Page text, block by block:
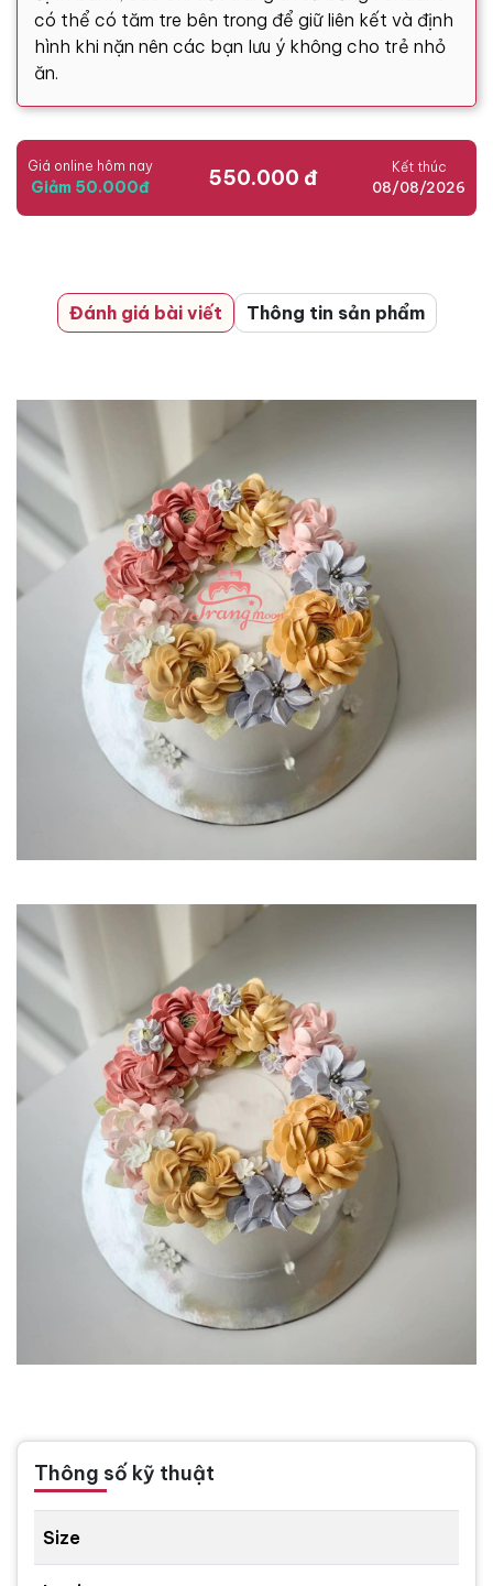
có thể có tăm tre bên trong để giữ liên kết và định
hình khi nặn nên các bạn lưu ý không cho trẻ nhỏ
ăn.
Giá online hôm nay
Giảm 50.000đ 550.000 đ Kết thúc
08/08/2026
Đánh giá bài viết Thông tin sản phẩm
Thông số kỹ thuật
Size